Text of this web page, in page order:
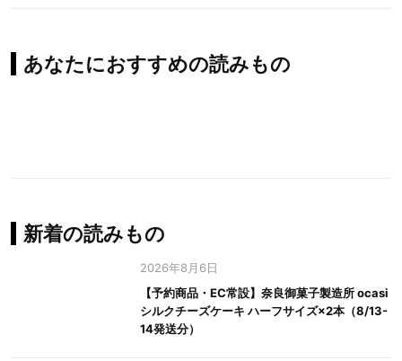
あなたにおすすめの読みもの
新着の読みもの
2026年8月6日
【予約商品・EC常設】奈良御菓子製造所 ocasi
シルクチーズケーキ ハーフサイズ×2本（8/13-
14発送分）